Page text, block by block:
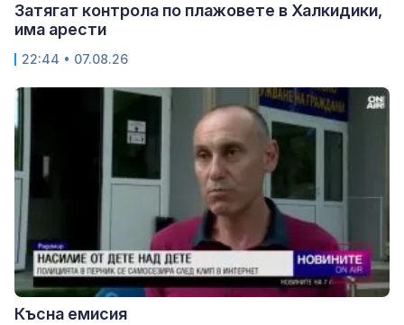
Затягат контрола по плажовете в Халкидики,
има арести
22:44 • 07.08.26
Късна емисия